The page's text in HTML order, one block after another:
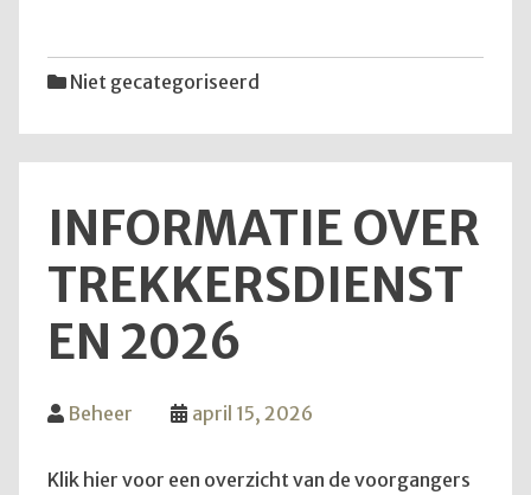
Niet gecategoriseerd
INFORMATIE OVER
TREKKERSDIENST
EN 2026
Beheer april 15, 2026
Klik hier voor een overzicht van de voorgangers